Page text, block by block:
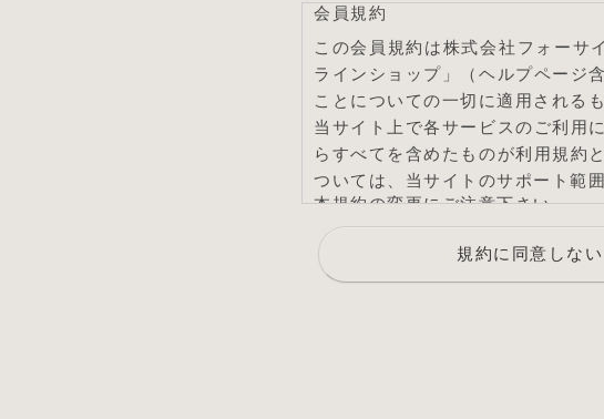
会員規約
この会員規約は株式会社フォーサ
ラインショップ」（ヘルプページ
ことについての一切に適用されるも
当サイト上で各サービスのご利用
らすべてを含めたものが利用規約
ついては、当サイトのサポート範
本規約の変更にご注意下さい
1. 当社は、会員の了承を得るこ
規約に同意しない